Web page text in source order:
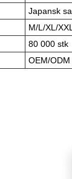
Japansk
M/L/XL/
80 000 stk
OEM/ODM